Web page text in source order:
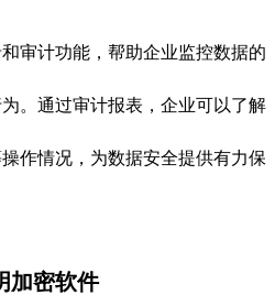
审计功能，帮助企业监控数据的
。通过审计报表，企业可以了解
作情况，为数据安全提供有力保
加密软件